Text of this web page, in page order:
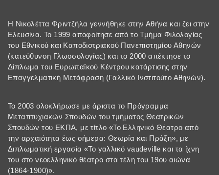
Η Νικολέττα Φριντζήλα γεννήθηκε στην Αθήνα και ζει στην
Ελευσίνα. Το 1999 αποφοίτησε από το Τμήμα Φιλολογίας
του Εθνικού και Καποδιστριακού Πανεπιστημίου Αθηνών
(κατεύθυνση Γλωσσολογίας) και το 2000 απέκτησε το
Δίπλωμα του Ευρωπαϊκού Κέντρου κατάρτισης στην
Επαγγελματική Μετάφραση (Γαλλικό Ινστιτούτο Αθηνών).
Το 2003 ολοκλήρωσε με άριστα το Πρόγραμμα
Μεταπτυχιακών Σπουδών του τμήματος Θεατρικών
Σπουδών του ΕΚΠΑ, με τίτλο «Το Ελληνικό Θέατρο από
την αρχαιότητα έως σήμερα: Θεωρία και Πράξη», με
Διπλωματική εργασία «Το γαλλικό vaudeville και τα ίχνη
του στο νεοελληνικό θέατρο στα τέλη του 19ου αιώνα
(1864-1900)».